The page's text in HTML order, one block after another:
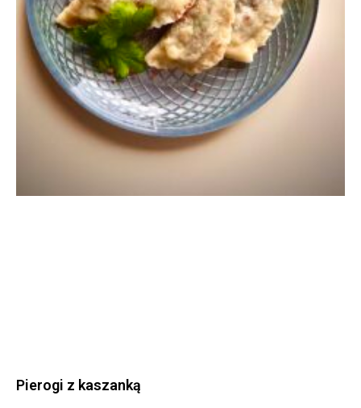
Pierogi z kaszanką